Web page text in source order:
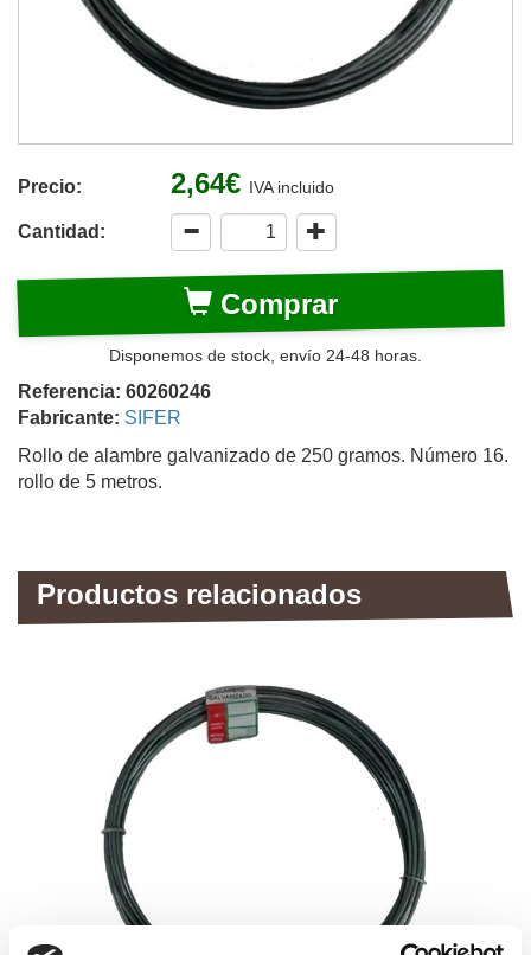
Precio: 2,64€ IVA incluido
Cantidad:
Comprar
Disponemos de stock, envío 24-48 horas.
Referencia: 60260246
Fabricante: SIFER
Rollo de alambre galvanizado de 250 gramos. Número 16.
rollo de 5 metros.
Productos relacionados